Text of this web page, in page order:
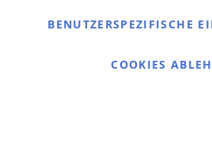
Kontaktieren Sie uns
Cookie Einstellungen
BENUTZERSPEZIFISCHE
COOKIES